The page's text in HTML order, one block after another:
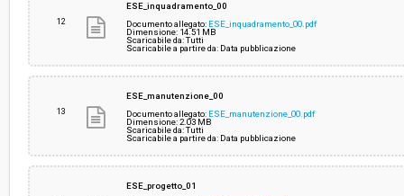
12
ESE_inquadramento_00
Documento allegato: ESE_inquadramento_00.pdf
Dimensione: 14.51 MB
Scaricabile da: Tutti
Scaricabile a partire da: Data pubblicazione
13
ESE_manutenzione_00
Documento allegato: ESE_manutenzione_00.pdf
Dimensione: 2.03 MB
Scaricabile da: Tutti
Scaricabile a partire da: Data pubblicazione
ESE_progetto_01